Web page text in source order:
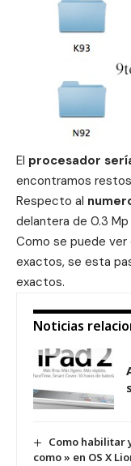
El procesador
encontramos
Respecto al
delantera de 0.3 Mp
Como se puede ver
exactos, se esta
exactos.
Noticias
Como habilitar
como » en OS X